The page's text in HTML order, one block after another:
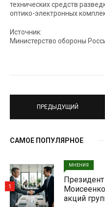
технических средств
оптико-электронных
Источник:
Министерство обороны
ПРЕДЫДУЩИЙ
САМОЕ ПОПУЛЯРНОЕ
МНЕНИЯ
акций
1